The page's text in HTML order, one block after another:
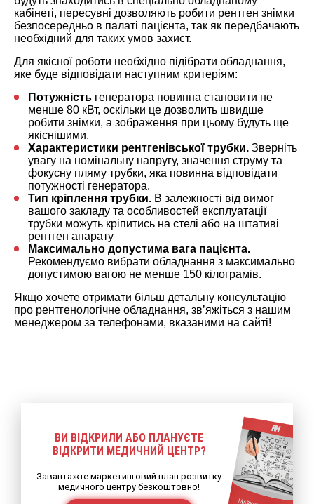
кабінеті, пересувні дозволяють робити рентген знімки
безпосередньо в палаті пацієнта, так як передбачають
необхідний для таких умов захист.
Для якісної роботи необхідно підібрати обладнання,
яке буде відповідати наступним критеріям:
Потужність генератора повинна становити не
менше 80 кВт, оскільки це дозволить швидше
робити знімки, а зображення при цьому будуть ще
якіснішими.
Характеристики рентгенівської трубки. Зверніть
увагу на номінальну напругу, значення струму та
фокусну пляму трубки, яка повинна відповідати
потужності генератора.
Тип кріплення трубки. В залежності від вимог
вашого закладу та особливостей експлуатації
трубки можуть кріпитись на стелі або на штативі
рентген апарату
Максимально допустима вага пацієнта.
Рекомендуємо вибрати обладнання з максимально
допустимою вагою не менше 150 кілограмів.
Якщо хочете отримати більш детальну консультацію
про рентгенологічне обладнання, зв’яжіться з нашим
менеджером за телефонами, вказаними на сайті!
ВИ ВІДКРИЛИ АБО ПЛАНУЄТЕ
ВІДКРИТИ МЕДИЧНИЙ ЦЕНТР?
Завантажте маркетинговий план розвитку
медичного центру безкоштовно!